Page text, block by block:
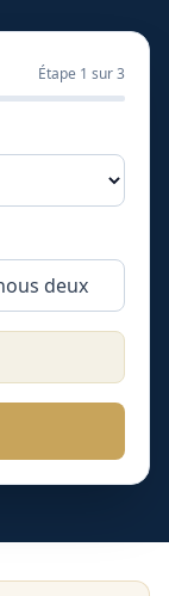
Étape 1 sur 3
deux